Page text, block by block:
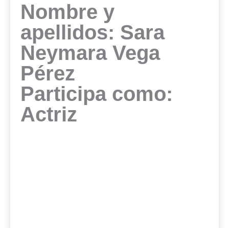
Nombre y
apellidos: Sara
Neymara Vega
Pérez
Participa como:
Actriz